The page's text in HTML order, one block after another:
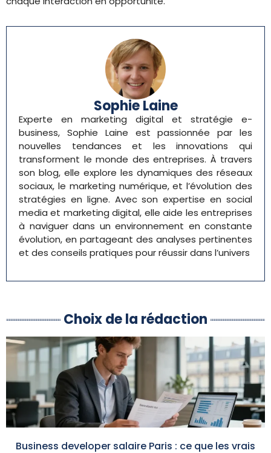
Sophie Laine
Experte en marketing digital et stratégie e-
business, Sophie Laine est passionnée par les
nouvelles tendances et les innovations qui
transforment le monde des entreprises. À travers
son blog, elle explore les dynamiques des réseaux
sociaux, le marketing numérique, et l’évolution des
stratégies en ligne. Avec son expertise en social
media et marketing digital, elle aide les entreprises
à naviguer dans un environnement en constante
évolution, en partageant des analyses pertinentes
et des conseils pratiques pour réussir dans l’univers
Choix de la rédaction
Business developer salaire Paris : ce que les vrais